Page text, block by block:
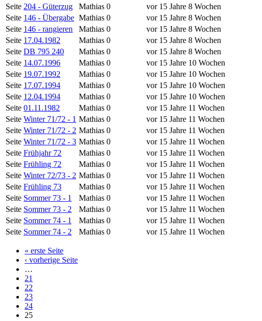
Seite 204 - Güterzug Mathias 0
vor 15 Jahre 8 Wochen
Seite 146 - Übergabe Mathias 0
vor 15 Jahre 8 Wochen
Seite 146 - rangieren Mathias 0
vor 15 Jahre 8 Wochen
Seite 17.04.1982 Mathias 0
vor 15 Jahre 8 Wochen
Seite DB 795 240 Mathias 0
vor 15 Jahre 8 Wochen
Seite 14.07.1996 Mathias 0
vor 15 Jahre 10 Wochen
Seite 19.07.1992 Mathias 0
vor 15 Jahre 10 Wochen
Seite 17.07.1994 Mathias 0
vor 15 Jahre 10 Wochen
Seite 12.04.1994 Mathias 0
vor 15 Jahre 10 Wochen
Seite 01.11.1982 Mathias 0
vor 15 Jahre 11 Wochen
Seite Winter 71/72 - 1 Mathias 0
vor 15 Jahre 11 Wochen
Seite Winter 71/72 - 2 Mathias 0
vor 15 Jahre 11 Wochen
Seite Winter 71/72 - 3 Mathias 0
vor 15 Jahre 11 Wochen
Seite Frühjahr 72 Mathias 0
vor 15 Jahre 11 Wochen
Seite Frühling 72 Mathias 0
vor 15 Jahre 11 Wochen
Seite Winter 72/73 - 2 Mathias 0
vor 15 Jahre 11 Wochen
Seite Frühling 73 Mathias 0
vor 15 Jahre 11 Wochen
Seite Sommer 73 - 1 Mathias 0
vor 15 Jahre 11 Wochen
Seite Sommer 73 - 2 Mathias 0
vor 15 Jahre 11 Wochen
Seite Sommer 74 - 1 Mathias 0
vor 15 Jahre 11 Wochen
Seite Sommer 74 - 2 Mathias 0 vor 15 Jahre 11 Wochen
« erste Seite
‹ vorherige Seite
…
21
22
23
24
25